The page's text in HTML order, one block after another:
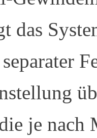
das
je nach